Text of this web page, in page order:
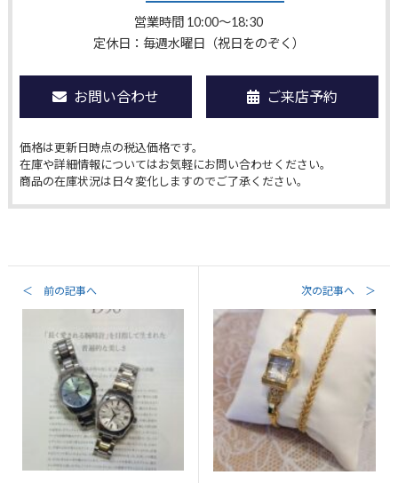
営業時間 10:00〜18:30
定休日：毎週水曜日（祝日をのぞく）
お問い合わせ ご来店予約
価格は更新日時点の税込価格です。
在庫や詳細情報についてはお気軽にお問い合わせください。
商品の在庫状況は日々変化しますのでご了承ください。
＜ 前の記事へ 次の記事へ ＞